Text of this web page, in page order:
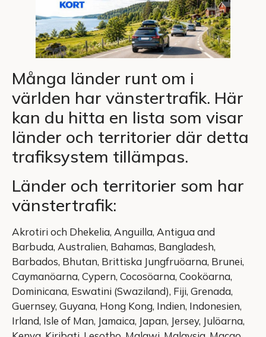
Många länder runt om i
världen har vänstertrafik. Här
kan du hitta en lista som visar
länder och territorier där detta
trafiksystem tillämpas.
Länder och territorier som har
vänstertrafik:
Akrotiri och Dhekelia, Anguilla, Antigua and
Barbuda, Australien, Bahamas, Bangladesh,
Barbados, Bhutan, Brittiska Jungfruöarna, Brunei,
Caymanöarna, Cypern, Cocosöarna, Cooköarna,
Dominicana, Eswatini (Swaziland), Fiji, Grenada,
Guernsey, Guyana, Hong Kong, Indien, Indonesien,
Irland, Isle of Man, Jamaica, Japan, Jersey, Julöarna,